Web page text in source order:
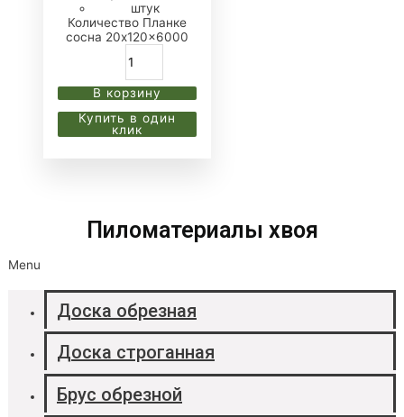
Пиломатериалы хвоя
Menu
Доска обрезная
Доска строганная
Брус обрезной
штук
Количество Планке
сосна 20x120x6000
В корзину
Купить в один
клик